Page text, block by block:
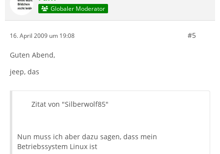
Globaler Moderator
16. April 2009 um 19:08 #5
Guten Abend,
jeep, das
Zitat von "Silberwolf85"
Nun muss ich aber dazu sagen, dass mein
Betriebssystem Linux ist